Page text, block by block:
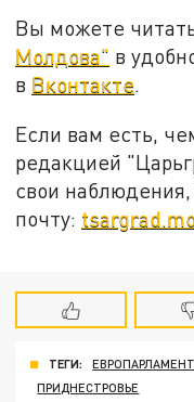
Вы можете
Молдова" в
в Вконтакте.
Если вам есть,
редакцией
свои
почту:
ТЕГИ: ЕВРОПАРЛАМЕНТ
ПРИДНЕСТРОВЬЕ